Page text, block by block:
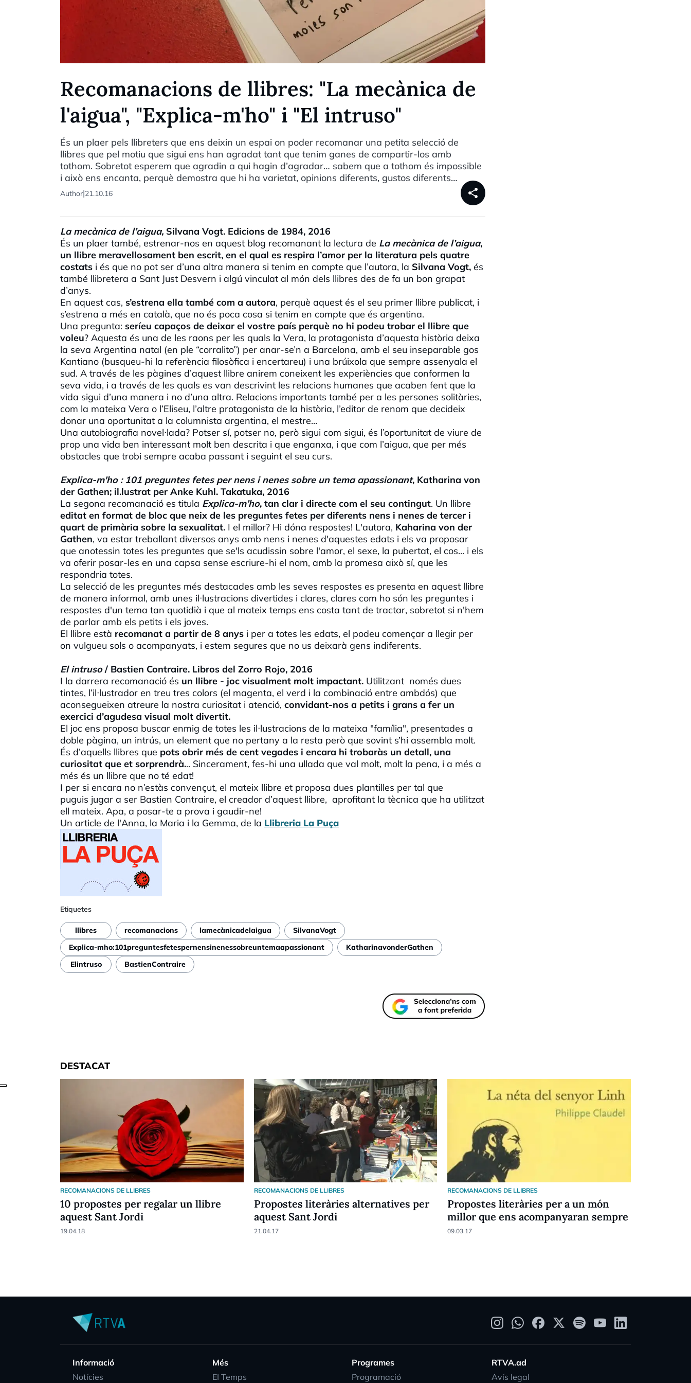
Recomanacions de llibres: "La mecànica de
l'aigua", "Explica-m'ho" i "El intruso"
És un plaer pels llibreters que ens deixin un espai on poder recomanar una petita selecció de
llibres que pel motiu que sigui ens han agradat tant que tenim ganes de compartir-los amb
tothom. Sobretot esperem que agradin a qui hagin d’agradar… sabem que a tothom és impossible
i això ens encanta, perquè demostra que hi ha varietat, opinions diferents, gustos diferents…
Author|21.10.16 share
La mecànica de l’aigua, Silvana Vogt. Edicions de 1984, 2016
És un plaer també, estrenar-nos en aquest blog recomanant la lectura de La mecànica de l’aigua,
un llibre meravellosament ben escrit, en el qual es respira l’amor per la literatura pels quatre
costats i és que no pot ser d’una altra manera si tenim en compte que l’autora, la Silvana Vogt, és
també llibretera a Sant Just Desvern i algú vinculat al món dels llibres des de fa un bon grapat
d’anys.
En aquest cas, s’estrena ella també com a autora, perquè aquest és el seu primer llibre publicat, i
s’estrena a més en català, que no és poca cosa si tenim en compte que és argentina.
Una pregunta: seríeu capaços de deixar el vostre país perquè no hi podeu trobar el llibre que
voleu? Aquesta és una de les raons per les quals la Vera, la protagonista d’aquesta història deixa
la seva Argentina natal (en ple “corralito”) per anar-se’n a Barcelona, amb el seu inseparable gos
Kantiano (busqueu-hi la referència filosòfica i encertareu) i una brúixola que sempre assenyala el
sud. A través de les pàgines d’aquest llibre anirem coneixent les experiències que conformen la
seva vida, i a través de les quals es van descrivint les relacions humanes que acaben fent que la
vida sigui d’una manera i no d’una altra. Relacions importants també per a les persones solitàries,
com la mateixa Vera o l’Eliseu, l’altre protagonista de la història, l’editor de renom que decideix
donar una oportunitat a la columnista argentina, el mestre...
Una autobiografia novel·lada? Potser sí, potser no, però sigui com sigui, és l’oportunitat de viure de
prop una vida ben interessant molt ben descrita i que enganxa, i que com l’aigua, que per més
obstacles que trobi sempre acaba passant i seguint el seu curs.
Explica-m'ho : 101 preguntes fetes per nens i nenes sobre un tema apassionant, Katharina von
der Gathen; il.lustrat per Anke Kuhl. Takatuka, 2016
La segona recomanació es titula Explica-m’ho, tan clar i directe com el seu contingut. Un llibre
editat en format de bloc que neix de les preguntes fetes per diferents nens i nenes de tercer i
quart de primària sobre la sexualitat. I el millor? Hi dóna respostes! L'autora, Kaharina von der
Gathen, va estar treballant diversos anys amb nens i nenes d'aquestes edats i els va proposar
que anotessin totes les preguntes que se'ls acudissin sobre l'amor, el sexe, la pubertat, el cos... i els
va oferir posar-les en una capsa sense escriure-hi el nom, amb la promesa això sí, que les
respondria totes.
La selecció de les preguntes més destacades amb les seves respostes es presenta en aquest llibre
de manera informal, amb unes il·lustracions divertides i clares, clares com ho són les preguntes i
respostes d'un tema tan quotidià i que al mateix temps ens costa tant de tractar, sobretot si n'hem
de parlar amb els petits i els joves.
El llibre està recomanat a partir de 8 anys i per a totes les edats, el podeu començar a llegir per
on vulgueu sols o acompanyats, i estem segures que no us deixarà gens indiferents.
El intruso/ Bastien Contraire. Libros del Zorro Rojo, 2016
I la darrera recomanació és un llibre - joc visualment molt impactant. Utilitzant només dues
tintes, l’il·lustrador en treu tres colors (el magenta, el verd i la combinació entre ambdós) que
aconsegueixen atreure la nostra curiositat i atenció, convidant-nos a petits i grans a fer un
exercici d’agudesa visual molt divertit.
El joc ens proposa buscar enmig de totes les il·lustracions de la mateixa "família", presentades a
doble pàgina, un intrús, un element que no pertany a la resta però que sovint s’hi assembla molt.
És d’aquells llibres que pots obrir més de cent vegades i encara hi trobaràs un detall, una
curiositat que et sorprendrà... Sincerament, fes-hi una ullada que val molt, molt la pena, i a més a
més és un llibre que no té edat!
I per si encara no n’estàs convençut, el mateix llibre et proposa dues plantilles per tal que
puguis jugar a ser Bastien Contraire, el creador d’aquest llibre, aprofitant la tècnica que ha utilitzat
ell mateix. Apa, a posar-te a prova i gaudir-ne!
Un article de l'Anna, la Maria i la Gemma, de la Llibreria La Puça
Etiquetes
llibres recomanacions lamecànicadelaigua
SilvanaVogt
Explica-mho:101preguntesfetespernensinenessobreuntemaapassionant
KatharinavonderGathen
Elintruso
BastienContraire
DESTACAT
RECOMANACIONS DE LLIBRES
10 propostes per regalar un llibre
aquest Sant Jordi
19.04.18
RECOMANACIONS DE LLIBRES
Propostes literàries alternatives per
aquest Sant Jordi
21.04.17
RECOMANACIONS DE LLIBRES
Propostes literàries per a un món
millor que ens acompanyaran sempre
09.03.17
Informació
Notícies
Més
EI Temps
Programes
Programació
RTVA.ad
Avís legal